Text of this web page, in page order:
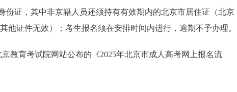
证，其中非京籍人员还须持有有效期内的北京市居住证（北京
他证件无效）；考生报名须在安排时间内进行，逾期不予办理。
育考试院网站公布的《2025年北京市成人高考网上报名流